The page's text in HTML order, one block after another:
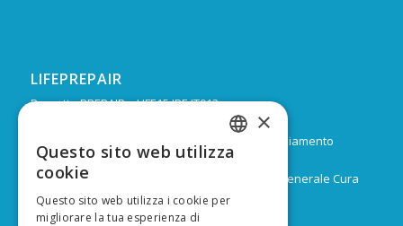
LIFEPREPAIR
Progetto PREPAIR – LIFE15 IPE IT013
Durata: Febbraio 2017 – Dicembre 2024
Budget: 16.805.939 € di cui 9.974.624 di co-finanziamento
europeo
Capofila: Regione Emilia-Romagna, Direzione Generale Cura
del territorio e dell’ambiente
ITALIAN
×
Questo sito web utilizza
cookie
Questo sito web utilizza i cookie per
migliorare la tua esperienza di